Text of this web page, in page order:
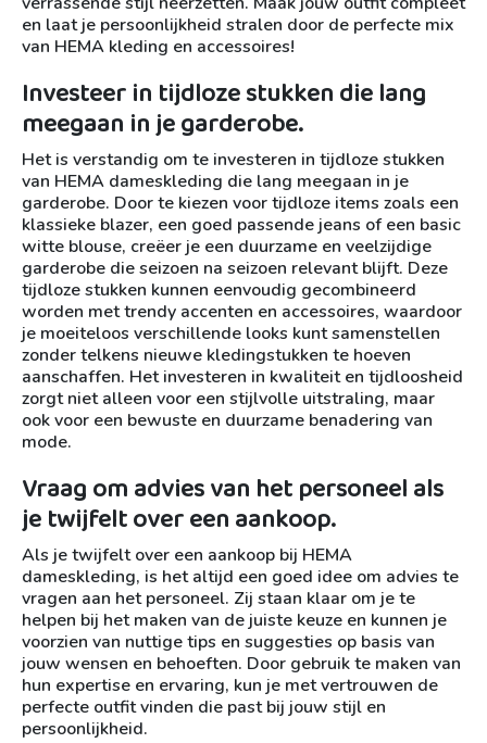
en laat je persoonlijkheid stralen door de perfecte mix
van HEMA kleding en accessoires!
Investeer in tijdloze stukken die lang
meegaan in je garderobe.
Het is verstandig om te investeren in tijdloze stukken
van HEMA dameskleding die lang meegaan in je
garderobe. Door te kiezen voor tijdloze items zoals een
klassieke blazer, een goed passende jeans of een basic
witte blouse, creëer je een duurzame en veelzijdige
garderobe die seizoen na seizoen relevant blijft. Deze
tijdloze stukken kunnen eenvoudig gecombineerd
worden met trendy accenten en accessoires, waardoor
je moeiteloos verschillende looks kunt samenstellen
zonder telkens nieuwe kledingstukken te hoeven
aanschaffen. Het investeren in kwaliteit en tijdloosheid
zorgt niet alleen voor een stijlvolle uitstraling, maar
ook voor een bewuste en duurzame benadering van
mode.
Vraag om advies van het personeel als
je twijfelt over een aankoop.
Als je twijfelt over een aankoop bij HEMA
dameskleding, is het altijd een goed idee om advies te
vragen aan het personeel. Zij staan klaar om je te
helpen bij het maken van de juiste keuze en kunnen je
voorzien van nuttige tips en suggesties op basis van
jouw wensen en behoeften. Door gebruik te maken van
hun expertise en ervaring, kun je met vertrouwen de
perfecte outfit vinden die past bij jouw stijl en
persoonlijkheid.